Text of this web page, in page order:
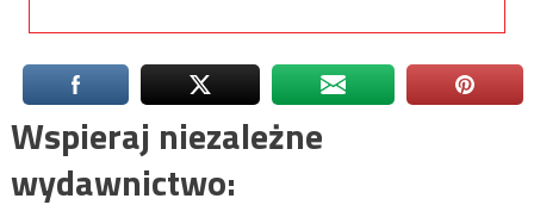
Wspieraj niezależne
wydawnictwo: